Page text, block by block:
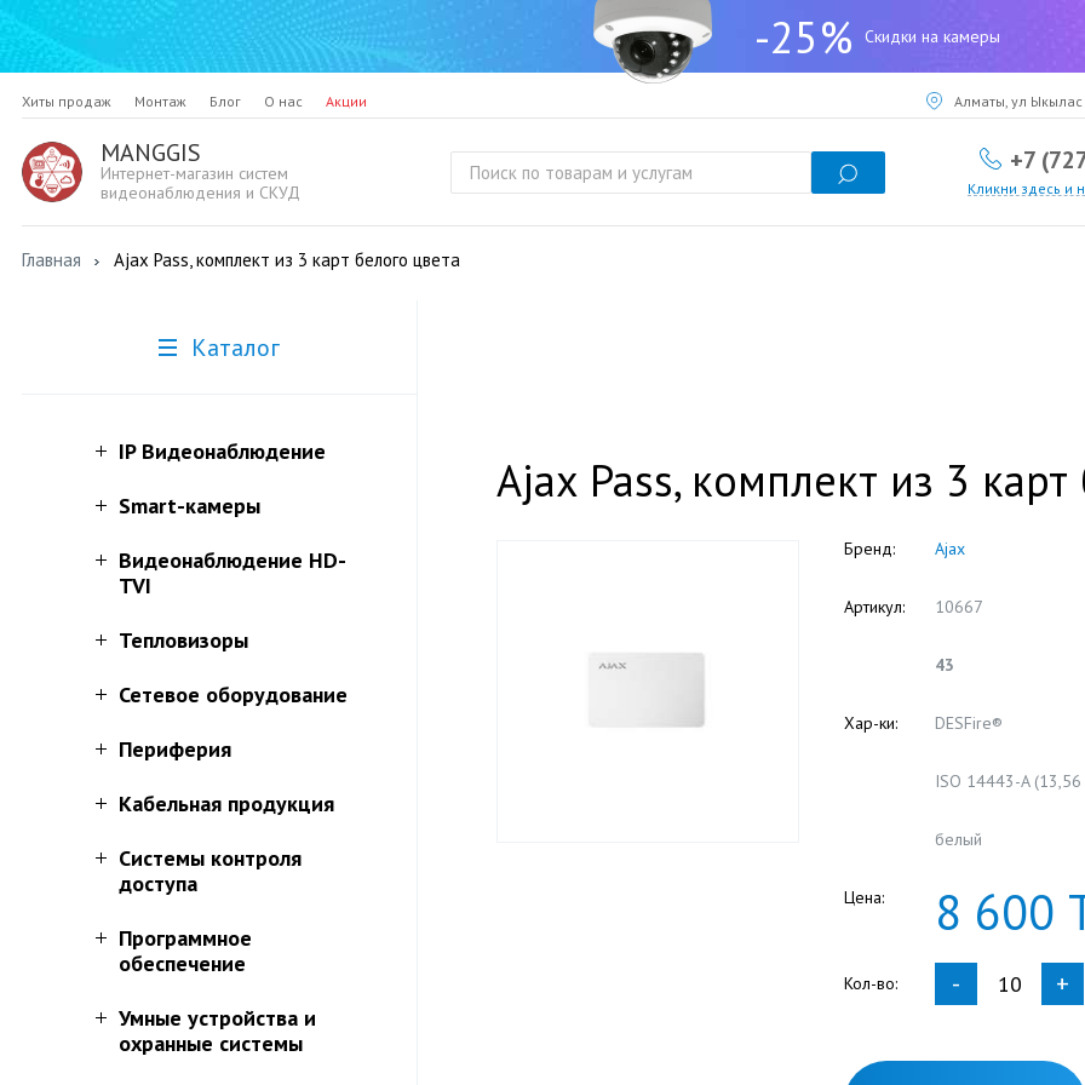
-25% Скидки на камеры
Хиты продаж Монтаж Блог О нас Акции Алматы, ул Ыкылас
MANGGIS
Интернет-магазин систем
видеонаблюдения и СКУД
+7
Кликни здесь и
Главная Ajax Pass, комплект из 3 карт белого цвета
Каталог
IP Видеонаблюдение
Smart-камеры
Видеонаблюдение HD-
TVI
Тепловизоры
Сетевое оборудование
Периферия
Кабельная продукция
Системы контроля
доступа
Программное
обеспечение
Умные устройства и
охранные системы
Ajax Pass, комплект из 3 карт
Бренд: Ajax
Артикул: 10667
43
Хар-ки: DESFire®
ISO 14443-A (13,56
белый
Цена: 8 600
Кол-во: - +